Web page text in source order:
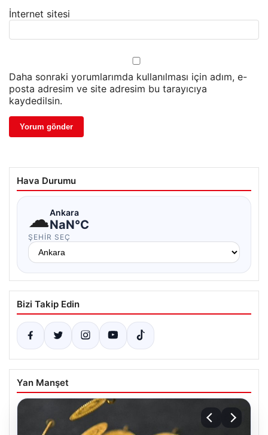
İnternet sitesi
Daha sonraki yorumlarımda kullanılması için adım, e-
posta adresim ve site adresim bu tarayıcıya
kaydedilsin.
Hava Durumu
☁Ankara
NaN°C
ŞEHIR SEÇ
Bizi Takip Edin
Yan Manşet